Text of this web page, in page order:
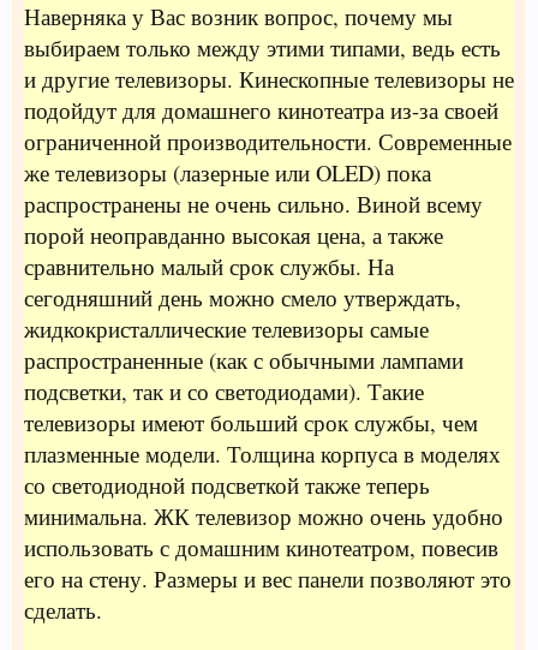
Наверняка у Вас возник вопрос, почему мы
выбираем только между этими типами, ведь есть
и другие телевизоры. Кинескопные телевизоры не
подойдут для домашнего кинотеатра из-за своей
ограниченной производительности. Современные
же телевизоры (лазерные или OLED) пока
распространены не очень сильно. Виной всему
порой неоправданно высокая цена, а также
сравнительно малый срок службы. На
сегодняшний день можно смело утверждать,
жидкокристаллические телевизоры самые
распространенные (как с обычными лампами
подсветки, так и со светодиодами). Такие
телевизоры имеют больший срок службы, чем
плазменные модели. Толщина корпуса в моделях
со светодиодной подсветкой также теперь
минимальна. ЖК телевизор можно очень удобно
использовать с домашним кинотеатром, повесив
его на стену. Размеры и вес панели позволяют это
сделать.